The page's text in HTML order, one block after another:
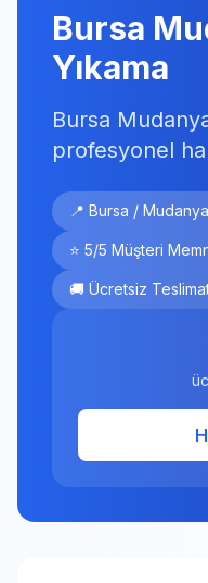
Bursa
Yıkama
Bursa
profesyonel
📍 Bursa / Mudanya
⭐ 5/5 Müşteri
🚚 Ücretsiz